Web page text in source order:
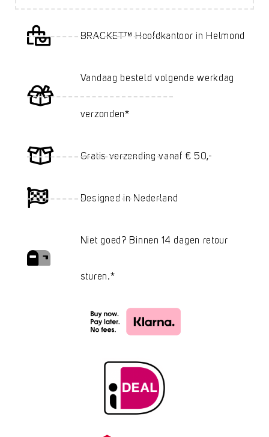
BRACKET™ Hoofdkantoor in Helmond
Vandaag besteld volgende werkdag
verzonden*
Gratis verzending vanaf € 50,-
Designed in Nederland
Niet goed? Binnen 14 dagen retour
sturen.*